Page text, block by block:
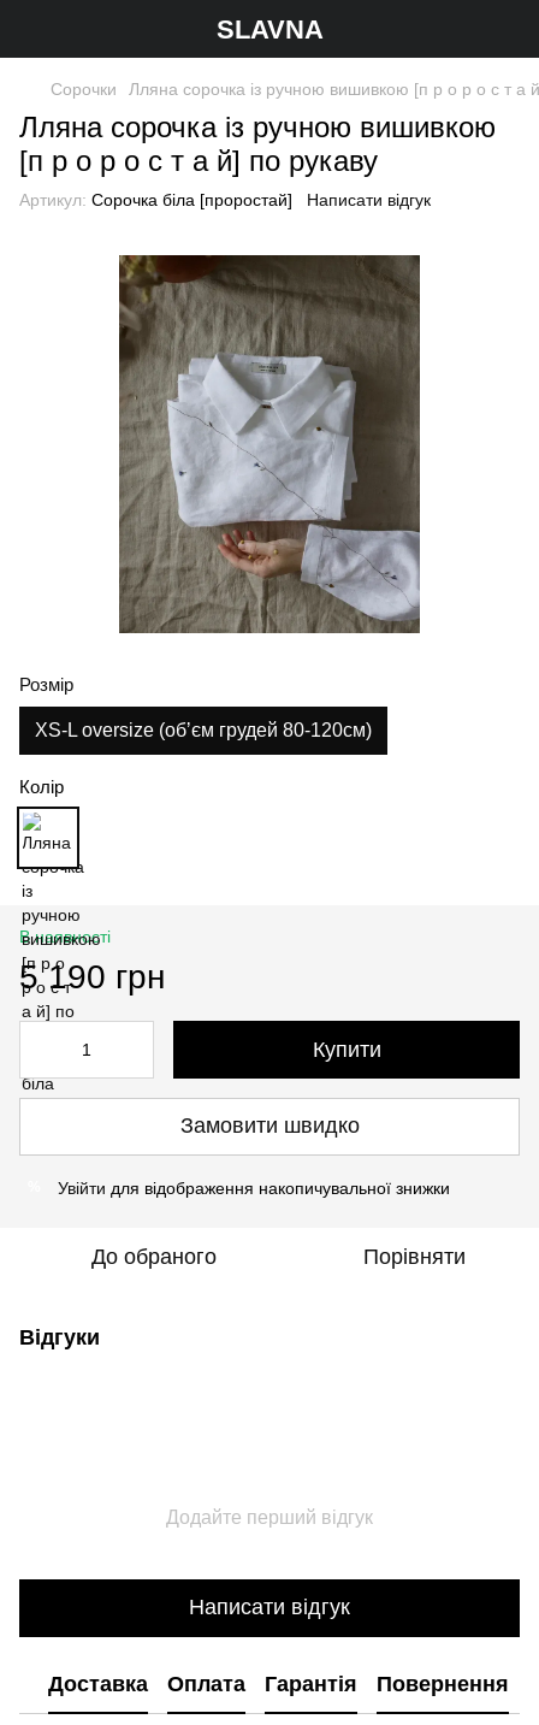
SLAVNA
Сорочки Лляна сорочка із ручною вишивкою [п р о р о с т а
Лляна сорочка із ручною вишивкою
[п р о р о с т а й] по рукаву
Артикул: Сорочка біла [проростай] Написати відгук
Розмір
XS-L oversize (обʼєм грудей 80-120см)
Колір
В наявності
5 190 грн
Купити
Замовити швидко
Увійти для відображення накопичувальної знижки
До обраного Порівняти
Відгуки
Додайте перший відгук
Написати відгук
Доставка Оплата Гарантія Повернення